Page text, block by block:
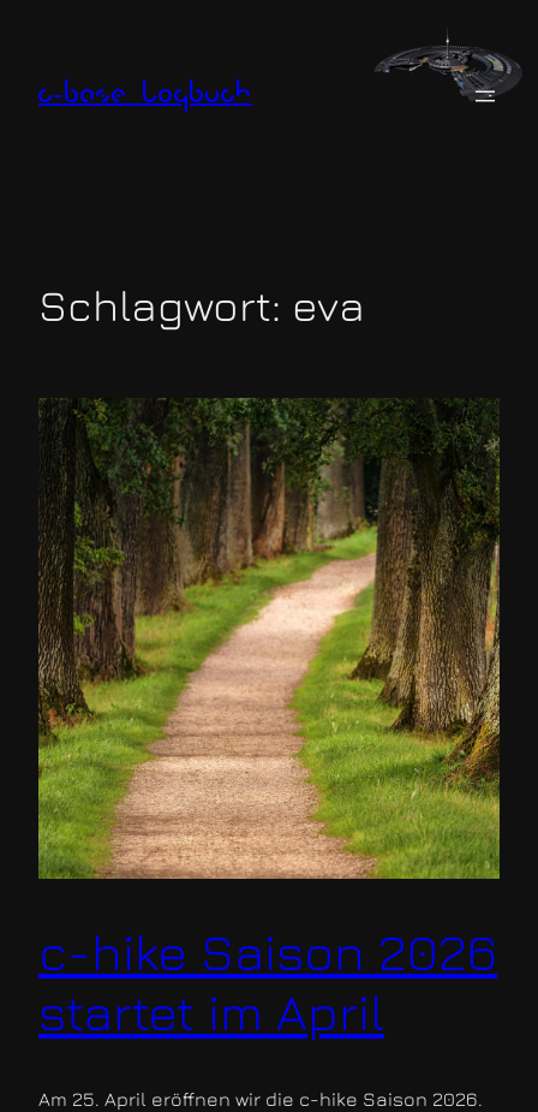
springen
c-base logbuch
Schlagwort: eva
c-hike Saison 2026
startet im April
Am 25. April eröffnen wir die c-hike Saison 2026.